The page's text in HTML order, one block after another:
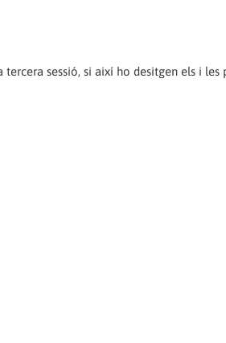
sessió, si així ho desitgen els i les